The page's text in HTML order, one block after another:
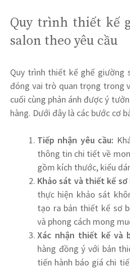
Quy trình thiết kế
salon theo yêu cầu
Quy trình thiết kế ghế giường
đóng vai trò quan trọng trong
cuối cùng phản ánh được ý
hàng. Dưới đây là các bước cơ
Tiếp nhận yêu cầu:
thông tin chi tiết về
gồm kích thước, kiểu
Khảo sát và thiết kế sơ
thực hiện khảo sát
tạo ra bản thiết kế sơ
và phong cách mong
Xác nhận thiết kế và
hàng đồng ý với bản
tiến hành báo giá chi